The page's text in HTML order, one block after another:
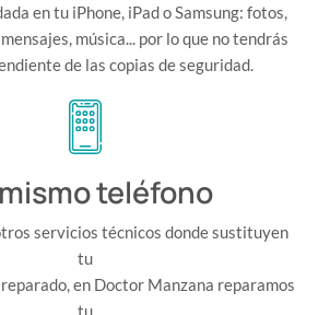
en tu iPhone, iPad o Samsung: fotos,
música... por lo que no tendrás
de las copias de seguridad.
teléfono
servicios técnicos donde sustituyen
tu
en Doctor Manzana reparamos
tu